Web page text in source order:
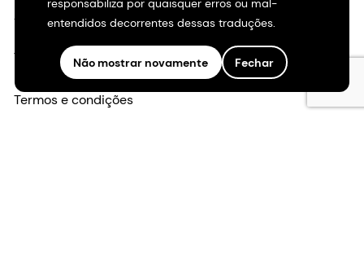
responsabiliza por quaisquer erros ou mal-
entendidos decorrentes dessas traduções.
Não mostrar novamente Fechar
Aviso de privacidade
Termos de uso
Termos e condições